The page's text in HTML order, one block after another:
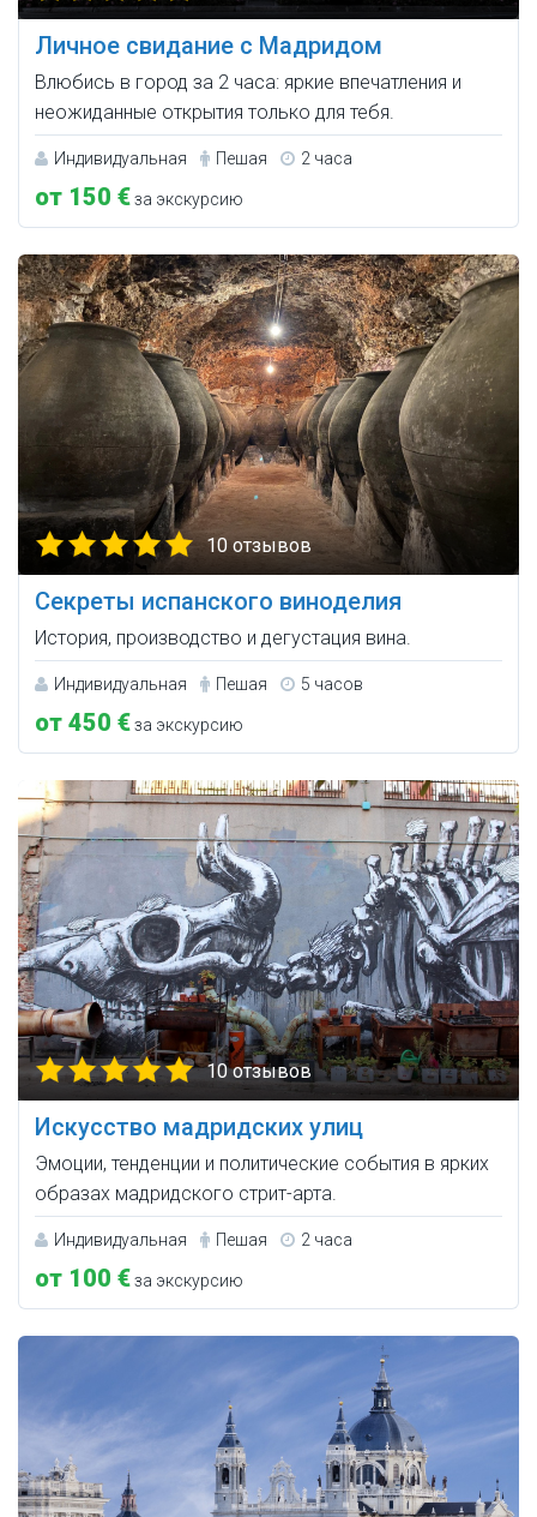
Личное свидание с Мадридом
Влюбись в город за 2 часа: яркие впечатления и
неожиданные открытия только для тебя.
Индивидуальная Пешая 2 часа
от 150 €за экскурсию
10 отзывов
Секреты испанского виноделия
История, производство и дегустация вина.
Индивидуальная Пешая 5 часов
от 450 €за экскурсию
10 отзывов
Искусство мадридских улиц
Эмоции, тенденции и политические события в ярких
образах мадридского стрит-арта.
Индивидуальная Пешая 2 часа
от 100 €за экскурсию